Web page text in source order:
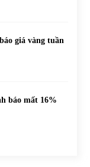
giá vàng tuần
báo mất 16%